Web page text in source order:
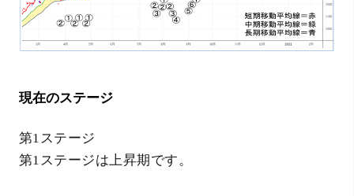
現在のステージ
第1ステージ
第1ステージは上昇期です。